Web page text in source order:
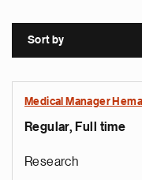
Sort by
Medical Manager
Regular, Full time
Research